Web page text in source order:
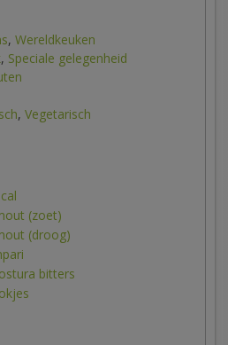
, Wereldkeuken
, Speciale gelegenheid
, Vegetarisch
(zoet)
(droog)
bitters